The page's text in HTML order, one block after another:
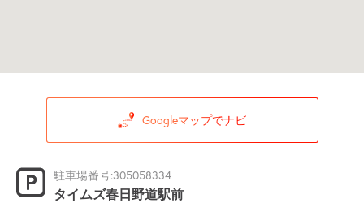
Googleマップでナビ
駐車場番号:305058334
タイムズ春日野道駅前